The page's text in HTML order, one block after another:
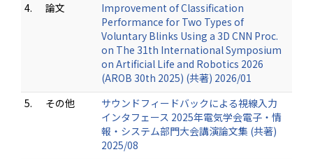
4.
論文
Improvement of Classification
Performance for Two Types of
Voluntary Blinks Using a 3D CNN Proc.
on The 31th International Symposium
on Artificial Life and Robotics 2026
(AROB 30th 2025) (共著) 2026/01
5.
その他
サウンドフィードバックによる視線入力
インタフェース 2025年電気学会電子・情
報・システム部門大会講演論文集 (共著)
2025/08